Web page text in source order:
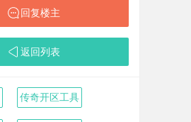
回复楼主
返回列表
传奇开区工具